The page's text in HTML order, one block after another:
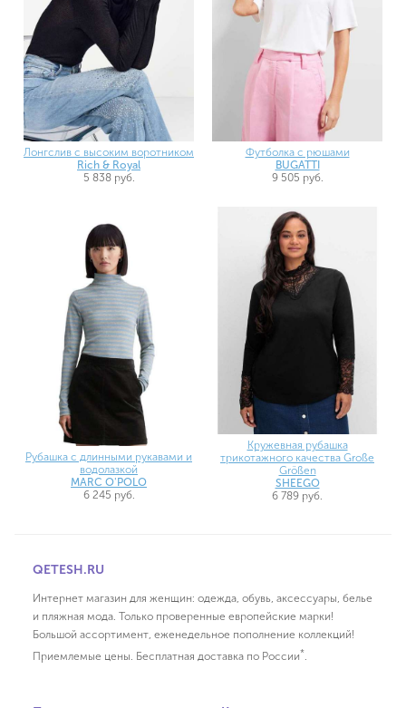
Лонгслив с высоким воротником
Rich & Royal
5 838 руб.
Футболка с рюшами
BUGATTI
9 505 руб.
Рубашка с длинными рукавами и
водолазкой
MARC O'POLO
6 245 руб.
Кружевная рубашка
трикотажного качества Große
Größen
SHEEGO
6 789 руб.
QETESH.RU
Интернет магазин для женщин: одежда, обувь, аксессуары, белье
и пляжная мода. Только проверенные европейские марки!
Большой ассортимент, еженедельное пополнение коллекций!
Приемлемые цены. Бесплатная доставка по России*.